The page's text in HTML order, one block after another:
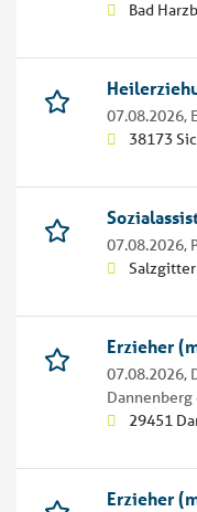
Bad
07.08.2026,
38173
07.08.2026,
Salzgitter
Erzieher
07.08.2026,
Dannenberg
29451
Erzieher